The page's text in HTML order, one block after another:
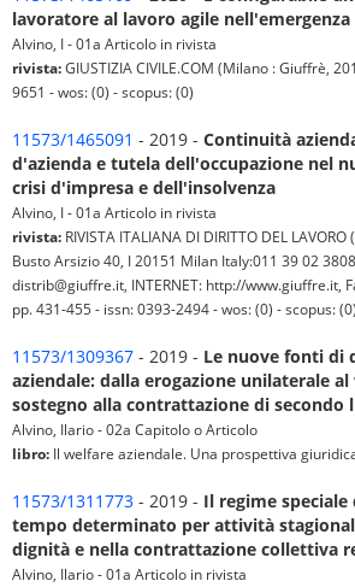
lavoratore al lavoro agile nell'emergenza
Alvino, I - 01a Articolo in rivista
rivista:GIUSTIZIA CIVILE.COM (Milano : Giuffrè,
9651 - wos: (0) - scopus: (0)
11573/1465091 - 2019 - Continuità
d'azienda e tutela dell'occupazione nel
crisi d'impresa e dell'insolvenza
Alvino, I - 01a Articolo in rivista
rivista: RIVISTA ITALIANA DI DIRITTO DEL
Busto Arsizio 40, I 20151 Milan Italy:011 39 02
distrib@giuffre.it, INTERNET: http://www.giuffre.it,
pp. 431-455 - issn: 0393-2494 - wos: (0) - scopus: (0)
11573/1309367 - 2019 - Le nuove fonti di
aziendale: dalla erogazione unilaterale
sostegno alla contrattazione di secondo
Alvino, Ilario - 02a Capitolo o Articolo
libro: Il welfare aziendale. Una prospettiva
11573/1311773 - 2019 - Il regime
tempo determinato per attività
dignità e nella contrattazione collettiva
Alvino, Ilario - 01a Articolo in rivista